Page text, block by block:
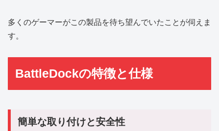
多くのゲーマーがこの製品を待ち望んでいたことが伺えま
す。
BattleDockの特徴と仕様
簡単な取り付けと安全性